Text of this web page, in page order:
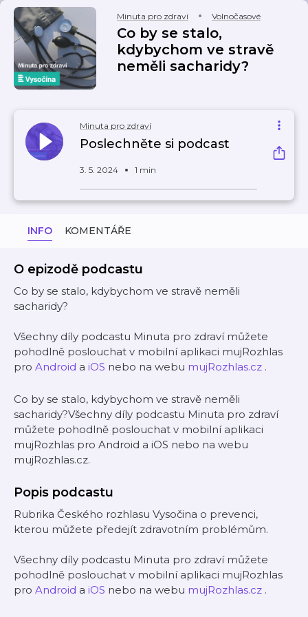
Minuta pro zdraví Volnočasové
Co by se stalo,
kdybychom ve stravě
neměli sacharidy?
Minuta pro zdraví
Poslechněte si podcast
3. 5. 2024 1 min
INFO KOMENTÁŘE
O epizodě podcastu
Co by se stalo, kdybychom ve stravě neměli
sacharidy?
Všechny díly podcastu Minuta pro zdraví můžete
pohodlně poslouchat v mobilní aplikaci mujRozhlas
pro Android a iOS nebo na webu mujRozhlas.cz .
Co by se stalo, kdybychom ve stravě neměli
sacharidy?Všechny díly podcastu Minuta pro zdraví
můžete pohodlně poslouchat v mobilní aplikaci
mujRozhlas pro Android a iOS nebo na webu
mujRozhlas.cz.
Popis podcastu
Rubrika Českého rozhlasu Vysočina o prevenci,
kterou můžete předejít zdravotním problémům.
Všechny díly podcastu Minuta pro zdraví můžete
pohodlně poslouchat v mobilní aplikaci mujRozhlas
pro Android a iOS nebo na webu mujRozhlas.cz .